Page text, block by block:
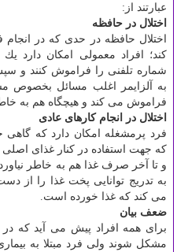
عبارتند از:
اختلال در حافظه
اختلال حافظه در حدی كه در انجام
كند؛ افراد معمولی امكان دارد
شماره تلفنی را فراموش كنند و
به آلزایمر اغلب مسائل بخصوص
فراموش می كند و هیچگاه هم به
اختلال در انجام كارهای عادی
فرد پرمشغله امكان دارد كه
كه جهت استفاده در كنار غذای اصلی
و تا آخر صرف غذا هم به خاطر نیاورد،
به تدریج توانایی پخت غذا را
می كند كه غذا خورده است.
ضعف بیان
برای همه افراد پیش می آید كه در
مشكل شوند ولی فرد مبتلا به